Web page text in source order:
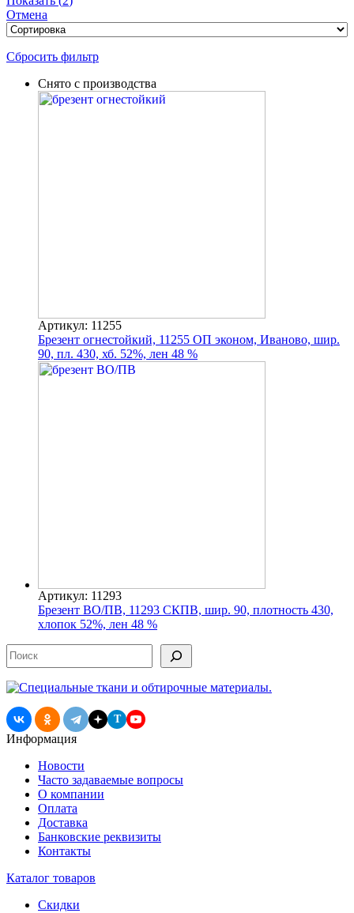
Отмена
Сбросить фильтр
Снято с производства
Артикул: 11255
Брезент огнестойкий, 11255 ОП эконом, Иваново, шир.
90, пл. 430, хб. 52%, лен 48 %
Артикул: 11293
Брезент ВО/ПВ, 11293 СКПВ, шир. 90, плотность 430,
хлопок 52%, лен 48 %
Поиск
T
Информация
Новости
Часто задаваемые вопросы
О компании
Оплата
Доставка
Банковские реквизиты
Контакты
Каталог товаров
Скидки